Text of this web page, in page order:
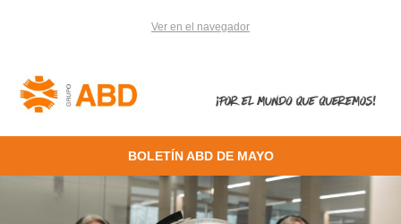
Ver en el navegador
BOLETÍN ABD DE MAYO